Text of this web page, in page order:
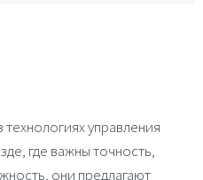
управления
где важны точность,
они предлагают